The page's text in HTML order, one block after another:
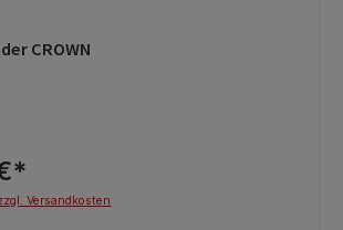
Bewertung von 0 von 5 Sternen
CROWN
Versandkosten